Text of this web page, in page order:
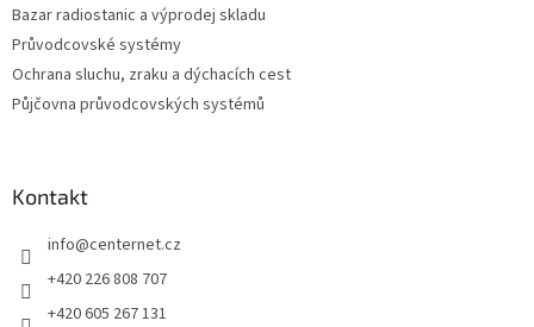
Bazar radiostanic a výprodej skladu
Průvodcovské systémy
Ochrana sluchu, zraku a dýchacích cest
Půjčovna průvodcovských systémů
Kontakt
info@centernet.cz
+420 226 808 707
+420 605 267 131